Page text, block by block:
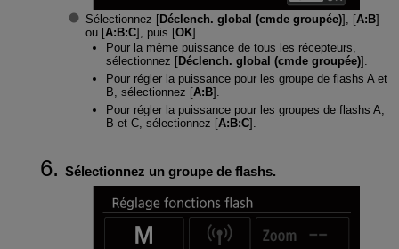
Sélectionnez [Déclench. global (cmde groupée)], [A:B]
ou [A:B:C], puis [OK].
Pour la même puissance de tous les récepteurs,
sélectionnez [Déclench. global (cmde groupée)].
Pour régler la puissance pour les groupe de flashs A et
B, sélectionnez [A:B].
Pour régler la puissance pour les groupes de flashs A,
B et C, sélectionnez [A:B:C].
Sélectionnez un groupe de flashs.